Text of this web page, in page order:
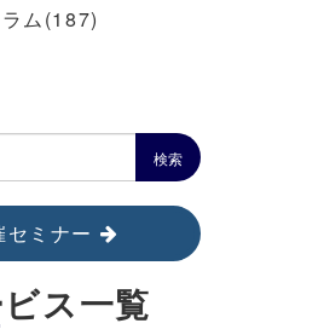
ム(187)
セミナー
ス一覧